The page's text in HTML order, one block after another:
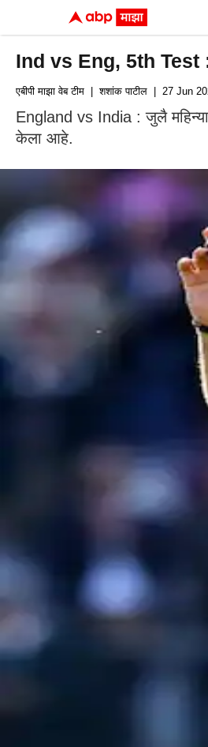
Ind vs Eng, 5th Test :
एबीपी माझा वेब टीम | शशांक पाटील | 27 Jun
England vs India : जुलै
केला आहे.